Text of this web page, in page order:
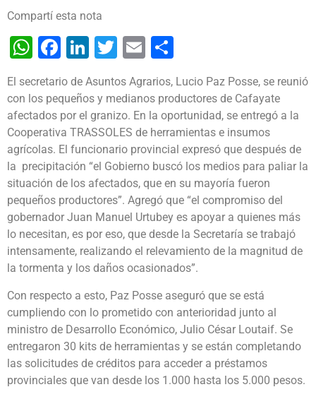
Compartí esta nota
WhatsApp
Facebook
LinkedIn
Twitter
Email
El secretario de Asuntos Agrarios, Lucio Paz Posse, se reunió
con los pequeños y medianos productores de Cafayate
afectados por el granizo. En la oportunidad, se entregó a la
Cooperativa TRASSOLES de herramientas e insumos
agrícolas. El funcionario provincial expresó que después de
la precipitación “el Gobierno buscó los medios para paliar la
situación de los afectados, que en su mayoría fueron
pequeños productores”. Agregó que “el compromiso del
gobernador Juan Manuel Urtubey es apoyar a quienes más
lo necesitan, es por eso, que desde la Secretaría se trabajó
intensamente, realizando el relevamiento de la magnitud de
la tormenta y los daños ocasionados”.
Con respecto a esto, Paz Posse aseguró que se está
cumpliendo con lo prometido con anterioridad junto al
ministro de Desarrollo Económico, Julio César Loutaif. Se
entregaron 30 kits de herramientas y se están completando
las solicitudes de créditos para acceder a préstamos
provinciales que van desde los 1.000 hasta los 5.000 pesos.